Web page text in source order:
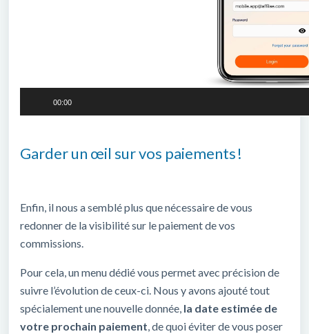
00:00
Garder un œil sur vos paiements !
Enfin, il nous a semblé plus que nécessaire de vous
redonner de la visibilité sur le paiement de vos
commissions.
Pour cela, un menu dédié vous permet avec précision de
suivre l’évolution de ceux-ci. Nous y avons ajouté tout
spécialement une nouvelle donnée, la date estimée de
votre prochain paiement, de quoi éviter de vous poser